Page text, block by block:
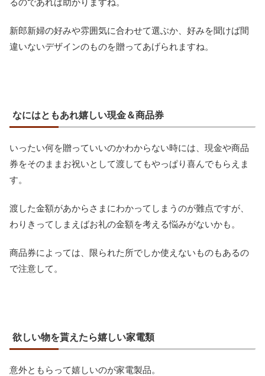
るのであれば助かりますね。
新郎新婦の好みや雰囲気に合わせて選ぶか、好みを聞けば間
違いないデザインのものを贈ってあげられますね。
なにはともあれ嬉しい現金＆商品券
いったい何を贈っていいのかわからない時には、現金や商品
券をそのままお祝いとして渡してもやっぱり喜んでもらえま
す。
渡した金額があからさまにわかってしまうのが難点ですが、
わりきってしまえばお礼の金額を考える悩みがないかも。
商品券によっては、限られた所でしか使えないものもあるの
で注意して。
欲しい物を貰えたら嬉しい家電類
意外ともらって嬉しいのが家電製品。